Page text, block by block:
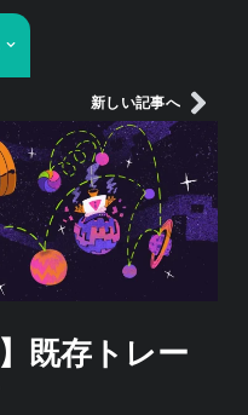
新しい記事へ
既存トレー